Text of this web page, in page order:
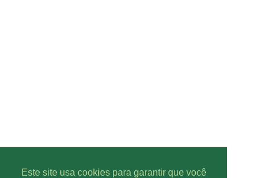
Este site usa cookies para garantir que você